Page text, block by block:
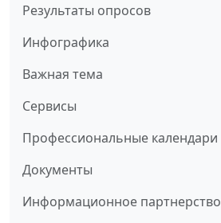
Результаты опросов
Инфографика
Важная тема
Сервисы
Профессиональные календари
Документы
Информационное партнерство